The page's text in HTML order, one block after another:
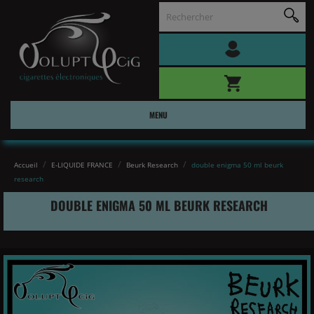
MENU
Accueil E-LIQUIDE FRANCE Beurk Research
double enigma 50 ml beurk
research
DOUBLE ENIGMA 50 ML BEURK RESEARCH